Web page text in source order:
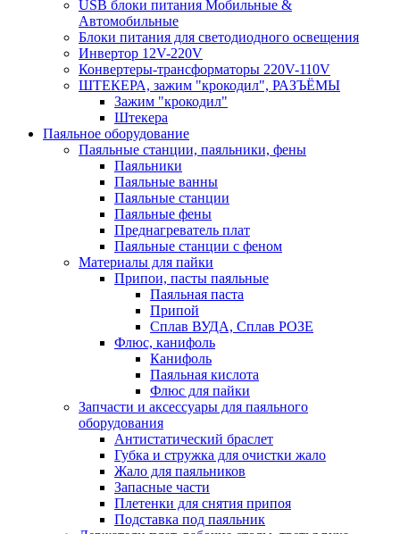
USB блоки питания Мобильные &
Автомобильные
Блоки питания для светодиодного освещения
Инвертор 12V-220V
Конвертеры-трансформаторы 220V-110V
ШТЕКЕРА, зажим "крокодил", РАЗЪЁМЫ
Зажим "крокодил"
Штекера
Паяльное оборудование
Паяльные станции, паяльники, фены
Паяльники
Паяльные ванны
Паяльные станции
Паяльные фены
Преднагреватель плат
Паяльные станции с феном
Материалы для пайки
Припои, пасты паяльные
Паяльная паста
Припой
Сплав ВУДА, Сплав РОЗЕ
Флюс, канифоль
Канифоль
Паяльная кислота
Флюс для пайки
Запчасти и аксессуары для паяльного
оборудования
Антистатический браслет
Губка и стружка для очистки жало
Жало для паяльников
Запасные части
Плетенки для снятия припоя
Подставка под паяльник